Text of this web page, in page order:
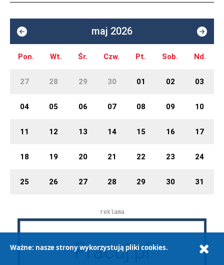
maj 2026
Pon. Wt. Śr. Czw. Pt. Sob. Nd.
27 28 29 30 01 02 03
04 05 06 07 08 09 10
11 12 13 14 15 16 17
18 19 20 21 22 23 24
25 26 27 28 29 30 31
reklama
Ważne: nasze strony wykorzystują pliki cookies.